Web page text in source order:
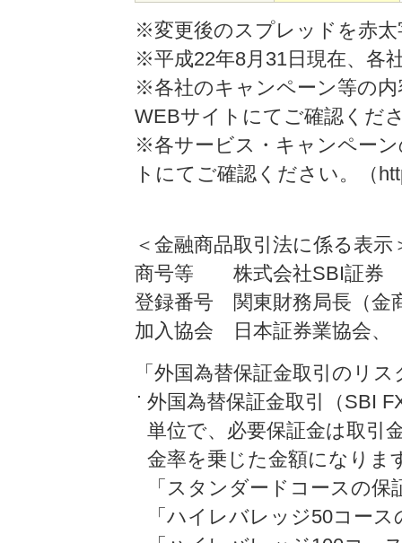
※変更後のスプレッドを赤太
※平成22年8月31日現在、各
※各社のキャンペーン等の
WEBサイトにてご確認くだ
※各サービス・キャンペー
トにてご確認ください。（
＜金融商品取引法に係る表示
商号等 株式会社SBI証券
登録番号 関東財務局長（金
加入協会 日本証券業協会、
「外国為替保証金取引のリ
外国為替保証金取引（SBI
単位で、必要保証金は取引
金率を乗じた金額になりま
「スタンダードコースの保
「ハイレバレッジ50コー